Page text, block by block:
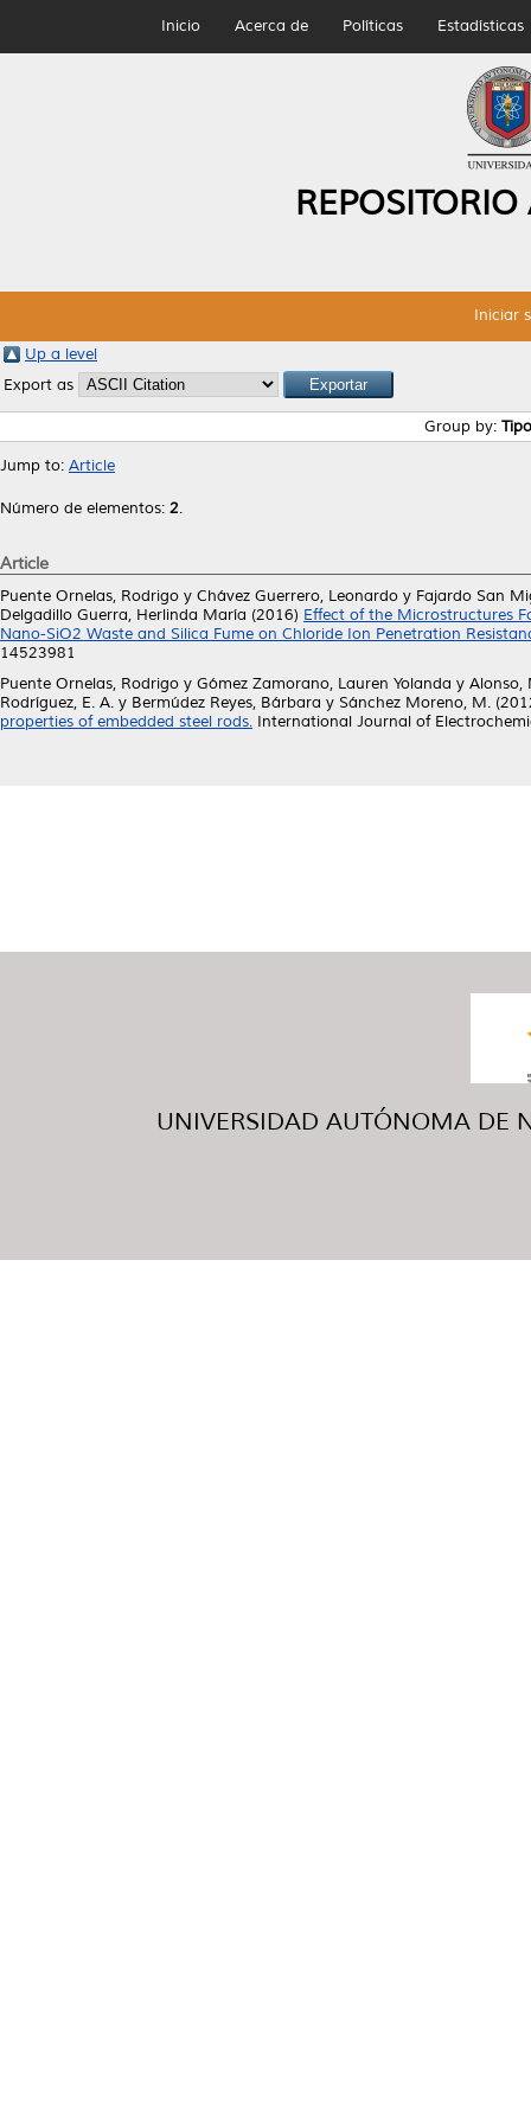
Inicio Acerca de Políticas Estadísticas
Iniciar
Up a level
Export as
Group by:
Jump to: Article
Número de elementos: 2.
Article
Puente Ornelas, Rodrigo y Chávez Guerrero, Leonardo y Fajardo San
Delgadillo Guerra, Herlinda María (2016) Effect of the Microstructures
Nano-SiO2 Waste and Silica Fume on Chloride Ion Penetration
14523981
Puente Ornelas, Rodrigo y Gómez Zamorano, Lauren Yolanda y Alonso,
Rodríguez, E. A. y Bermúdez Reyes, Bárbara y Sánchez Moreno, M.
properties of embedded steel rods. International Journal of
UNIVERSIDAD AUTÓNOMA DE